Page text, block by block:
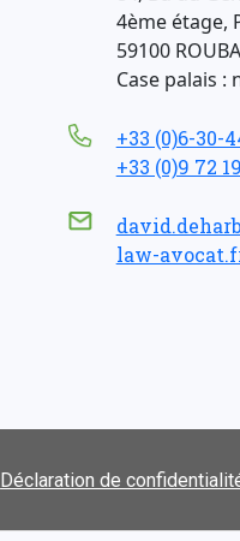
4ème étage,
59100
Case palais :
+33 (0)6-30-
+33 (0)9 72
law-
Déclaration de